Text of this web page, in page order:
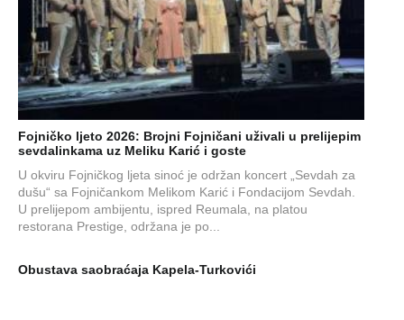
Fojničko ljeto 2026: Brojni Fojničani uživali u prelijepim
sevdalinkama uz Meliku Karić i goste
U okviru Fojničkog ljeta sinoć je održan koncert „Sevdah za
dušu“ sa Fojničankom Melikom Karić i Fondacijom Sevdah.
U prelijepom ambijentu, ispred Reumala, na platou
restorana Prestige, održana je po...
Obustava saobraćaja Kapela-Turkovići